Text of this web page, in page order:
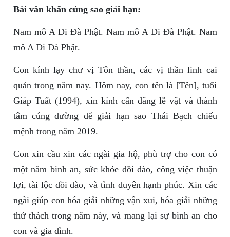
Bài văn khấn cúng sao giải hạn:
Nam mô A Di Đà Phật. Nam mô A Di Đà Phật. Nam
mô A Di Đà Phật.
Con kính lạy chư vị Tôn thần, các vị thần linh cai
quản trong năm nay. Hôm nay, con tên là [Tên], tuổi
Giáp Tuất (1994), xin kính cẩn dâng lễ vật và thành
tâm cúng dường để giải hạn sao Thái Bạch chiếu
mệnh trong năm 2019.
Con xin cầu xin các ngài gia hộ, phù trợ cho con có
một năm bình an, sức khỏe dồi dào, công việc thuận
lợi, tài lộc dồi dào, và tình duyên hạnh phúc. Xin các
ngài giúp con hóa giải những vận xui, hóa giải những
thử thách trong năm này, và mang lại sự bình an cho
con và gia đình.